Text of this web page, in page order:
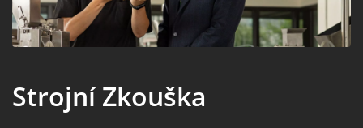
Strojní Zkouška